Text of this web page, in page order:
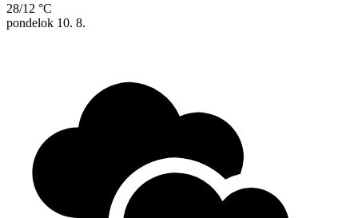
28/12 °C
pondelok 10. 8.